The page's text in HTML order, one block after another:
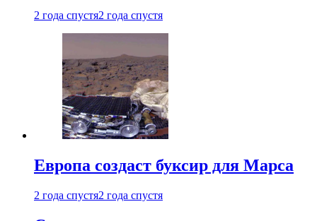
2 года спустя2 года спустя
Европа создаст буксир для Марса
2 года спустя2 года спустя